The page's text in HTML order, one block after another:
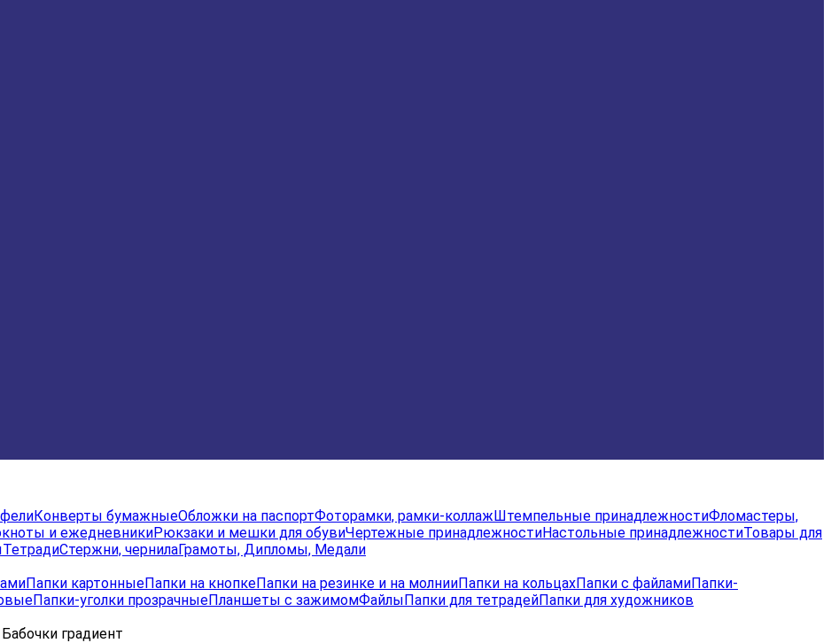
Конверты бумажныеОбложки на паспортФоторамки, рамки-коллажШтемпельные принадлежностиФломастеры,
и ежедневникиРюкзаки и мешки для обувиЧертежные принадлежностиНастольные принадлежностиТовары для
ТетрадиСтержни, чернилаГрамоты, Дипломы, Медали
Папки картонныеПапки на кнопкеПапки на резинке и на молнииПапки на кольцахПапки с файламиПапки-
Папки-уголки прозрачныеПланшеты с зажимомФайлыПапки для тетрадейПапки для художников
градиент